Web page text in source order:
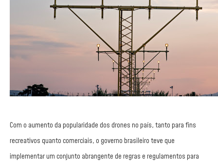
Com o aumento da popularidade dos drones no país, tanto para fins
recreativos quanto comerciais, o governo brasileiro teve que
implementar um conjunto abrangente de regras e regulamentos para